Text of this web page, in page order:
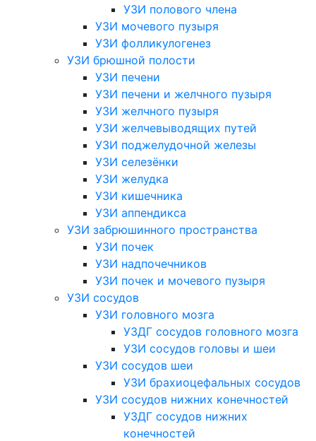
УЗИ полового члена
УЗИ мочевого пузыря
УЗИ фолликулогенез
УЗИ брюшной полости
УЗИ печени
УЗИ печени и желчного пузыря
УЗИ желчного пузыря
УЗИ желчевыводящих путей
УЗИ поджелудочной железы
УЗИ селезёнки
УЗИ желудка
УЗИ кишечника
УЗИ аппендикса
УЗИ забрюшинного пространства
УЗИ почек
УЗИ надпочечников
УЗИ почек и мочевого пузыря
УЗИ сосудов
УЗИ головного мозга
УЗДГ сосудов головного мозга
УЗИ сосудов головы и шеи
УЗИ сосудов шеи
УЗИ брахиоцефальных сосудов
УЗИ сосудов нижних конечностей
УЗДГ сосудов нижних
конечностей